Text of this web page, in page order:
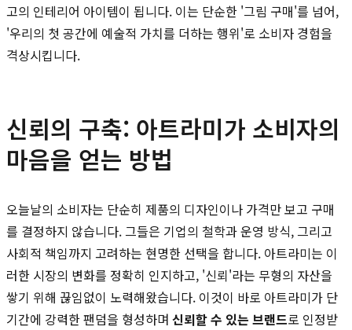
고의 인테리어 아이템이 됩니다. 이는 단순한 '그림 구매'를 넘어,
'우리의 첫 공간에 예술적 가치를 더하는 행위'로 소비자 경험을
격상시킵니다.
신뢰의 구축: 아트라미가 소비자의
마음을 얻는 방법
오늘날의 소비자는 단순히 제품의 디자인이나 가격만 보고 구매
를 결정하지 않습니다. 그들은 기업의 철학과 운영 방식, 그리고
사회적 책임까지 고려하는 현명한 선택을 합니다. 아트라미는 이
러한 시장의 변화를 정확히 인지하고, '신뢰'라는 무형의 자산을
쌓기 위해 끊임없이 노력해왔습니다. 이것이 바로 아트라미가 단
기간에 강력한 팬덤을 형성하며 신뢰할 수 있는 브랜드로 인정받